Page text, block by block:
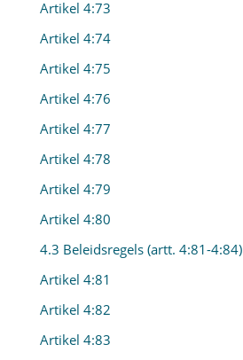
Artikel 4:73
Artikel 4:74
Artikel 4:75
Artikel 4:76
Artikel 4:77
Artikel 4:78
Artikel 4:79
Artikel 4:80
4.3 Beleidsregels (artt. 4:81-4:84)
Artikel 4:81
Artikel 4:82
Artikel 4:83